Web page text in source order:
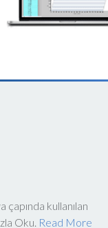
kullanılan
Oku. Read More